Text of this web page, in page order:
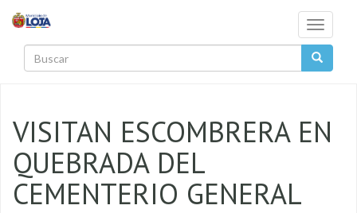
Toggle
VISITAN ESCOMBRERA EN
QUEBRADA DEL
CEMENTERIO GENERAL